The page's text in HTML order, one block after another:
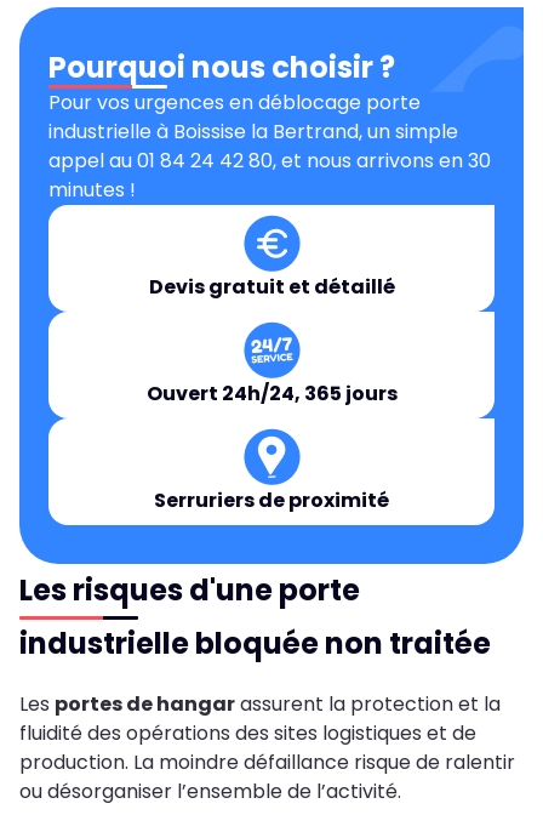
Pourquoi nous choisir ?
Pour vos urgences en déblocage porte
industrielle à Boissise la Bertrand, un simple
appel au 01 84 24 42 80, et nous arrivons en 30
minutes !
Devis gratuit et détaillé
Ouvert 24h/24, 365 jours
Serruriers de proximité
Les risques d'une porte
industrielle bloquée non traitée
Les portes de hangarassurent la protection et la
fluidité des opérations des sites logistiques et de
production. La moindre défaillance risque de ralentir
ou désorganiser l’ensemble de l’activité.